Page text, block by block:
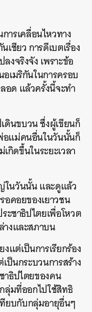
ารเคลื่อนไหวทาง
ชียว การดีเบตเรื่อง
งจริงจัง เพราะข้อ
เมริกันในการครอบ
อด แล้วครั้งนี้จะทำ
ดินขบวน ซึ่งผู้เขียนก็
แม่คนอื่นในวันนั้นก็
กิดขึ้นในระยะเวลา
ในวันนั้น และดูแล้ว
อคอยของเยาวชน
ะชาธิปไตยเพื่อโหวต
งและสภาบน
แต่เป็นการเรียกร้อง
ป็นกระบวนการสร้าง
าธิปไตยของคน
ลุ่มที่ออกไปใช้สิทธิ
ทียบกับกลุ่มอายุอื่นๆ